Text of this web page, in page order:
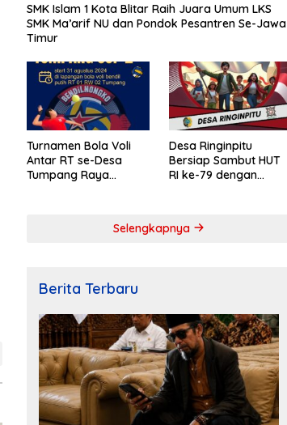
SMK Islam 1 Kota Blitar Raih Juara Umum LKS
SMK Ma’arif NU dan Pondok Pesantren Se-Jawa
Timur
Turnamen Bola Voli
Antar RT se-Desa
Tumpang Raya
Desa Ringinpitu
Bersiap Sambut HUT
RI ke-79 dengan
Selengkapnya
Berita Terbaru